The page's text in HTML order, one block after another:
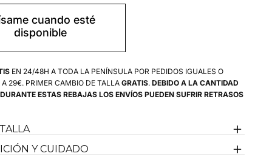
cálido con un brillo natural y sutil por las lentejuelas
en color plata.
y femenino, con cuello camisero y cierre frontal de
de El Capote, ubicada en la parte frontal baja
la prenda, símbolo del diseño español que distingue la
outfits casuales o de noche con un toque de luz.
para
Blanca
Viscosa
Mujer
cuando esté
disponible
EN 24/48H A TODA LA PENÍNSULA POR PEDIDOS IGUALES O
A 29€. PRIMER CAMBIO DE TALLAGRATIS.DEBIDO A LA CANTIDAD
ESTAS REBAJAS LOS ENVÍOS PUEDEN SUFRIR RETRASOS
Y CUIDADO